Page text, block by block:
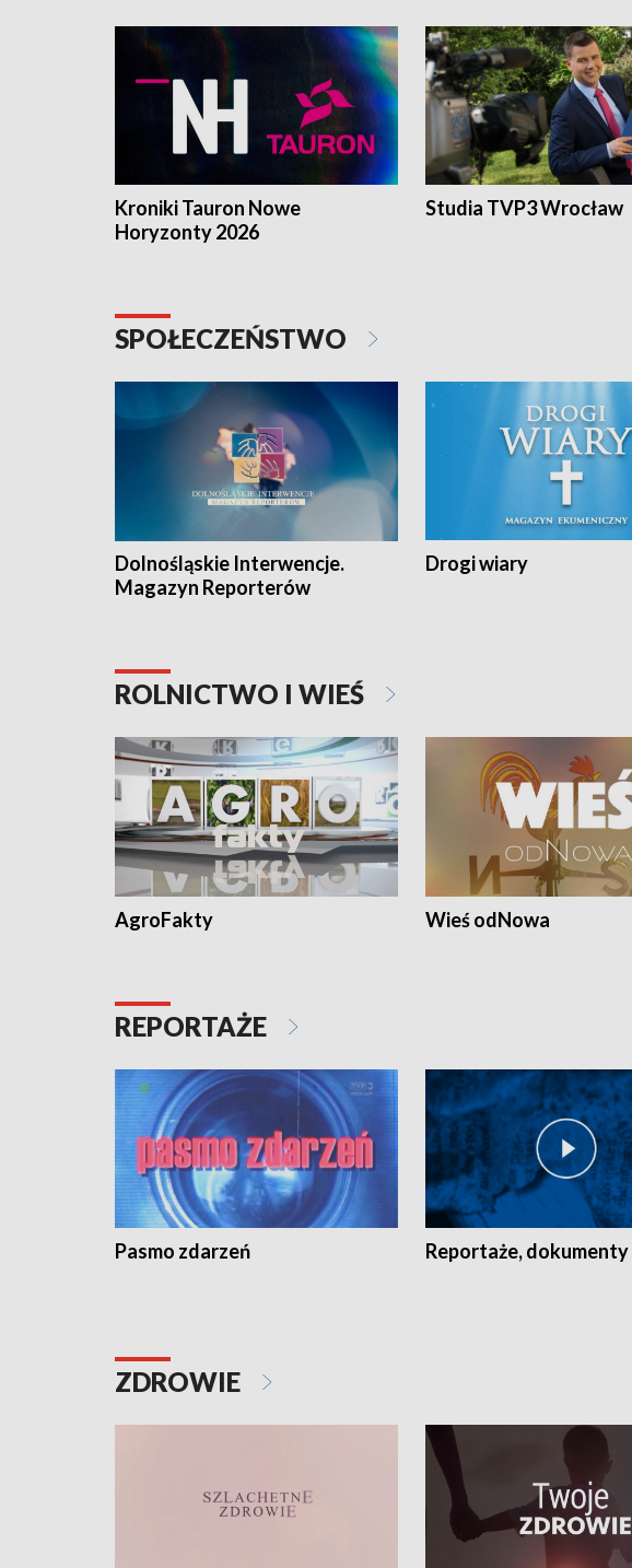
Kroniki Tauron Nowe
Horyzonty 2026
Studia TVP3 Wrocław
SPOŁECZEŃSTWO
Dolnośląskie Interwencje.
Magazyn Reporterów
Drogi wiary
ROLNICTWO I WIEŚ
AgroFakty Wieś odNowa
REPORTAŻE
Pasmo zdarzeń Reportaże, dokumenty
ZDROWIE